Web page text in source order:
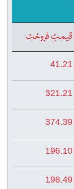
قیمتِ فروخت
41.21
321.21
374.39
196.10
198.49